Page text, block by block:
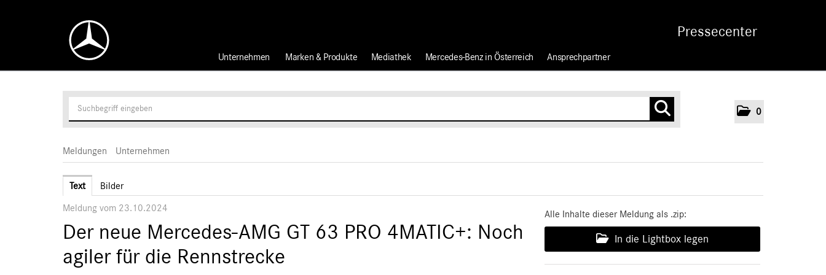
Pressecenter
0
Unternehmen Marken & Produkte Mediathek Mercedes-Benz in Österreich Ansprechpartner
Meldungen Unternehmen
Text Bilder
Meldung vom 23.10.2024
Der neue Mercedes-AMG GT 63 PRO 4MATIC+: Noch
agiler für die Rennstrecke
Alle Inhalte dieser Meldung als .zip:
In die Lightbox legen